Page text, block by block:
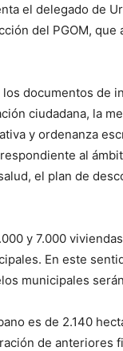
el delegado de
del PGOM, que
documentos de
ciudadana, la
y ordenanza
al
el plan de
y 7.000
En este
municipales
es de 2.140
de anteriores